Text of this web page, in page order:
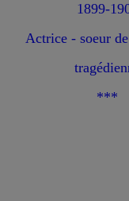
1899-
Actrice - soeur
***